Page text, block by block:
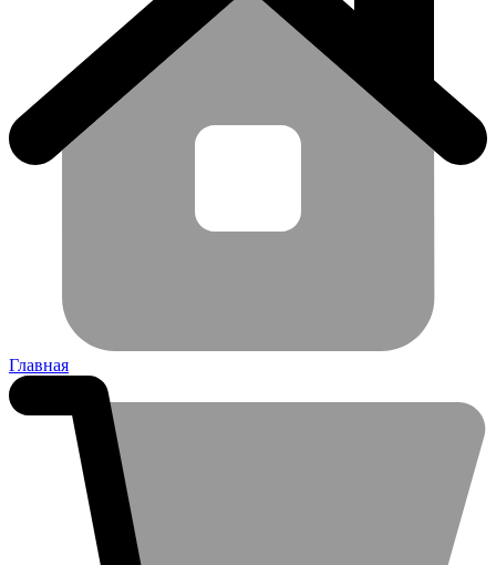
Главная